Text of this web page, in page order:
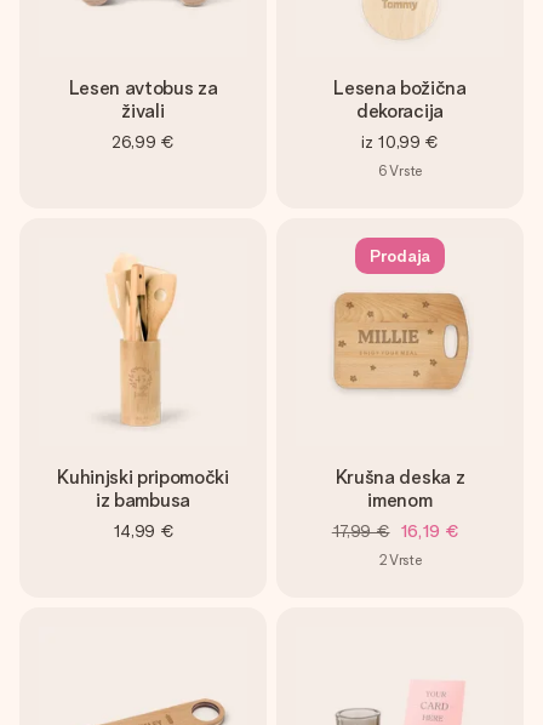
Lesen avtobus za
živali
26,99 €
Lesena božična
dekoracija
iz 10,99 €
6Vrste
Kuhinjski pripomočki
iz bambusa
14,99 €
Prodaja
Krušna deska z
imenom
17,99 € 16,19 €
2Vrste